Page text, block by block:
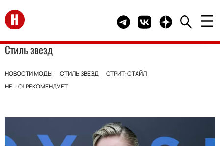
Перейти на главную Telegram канал HELLO
Группа HELLO
Канал HELLO в
Стиль звезд
НОВОСТИ МОДЫ СТИЛЬ ЗВЕЗД
СТРИТ-СТАЙЛ
HELLO! РЕКОМЕНДУЕТ